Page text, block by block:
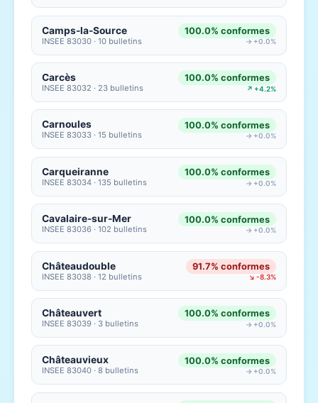
Camps-la-Source
INSEE 83030 · 10 bulletins
100.0% conformes
→ +0.0%
Carcès
INSEE 83032 · 23 bulletins
100.0% conformes
↗ +4.2%
Carnoules
INSEE 83033 · 15 bulletins
100.0% conformes
→ +0.0%
Carqueiranne
INSEE 83034 · 135 bulletins
100.0% conformes
→ +0.0%
Cavalaire-sur-Mer
INSEE 83036 · 102 bulletins
100.0% conformes
→ +0.0%
Châteaudouble
INSEE 83038 · 12 bulletins
91.7% conformes
↘ -8.3%
Châteauvert
INSEE 83039 · 3 bulletins
100.0% conformes
→ +0.0%
Châteauvieux
INSEE 83040 · 8 bulletins
100.0% conformes
→ +0.0%